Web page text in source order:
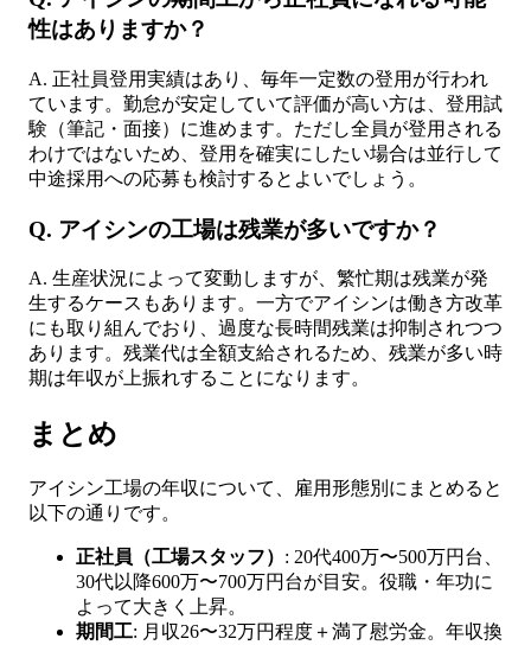
性はありますか？
A. 正社員登用実績はあり、毎年一定数の登用が行われ
ています。勤怠が安定していて評価が高い方は、登用試
験（筆記・面接）に進めます。ただし全員が登用される
わけではないため、登用を確実にしたい場合は並行して
中途採用への応募も検討するとよいでしょう。
Q. アイシンの工場は残業が多いですか？
A. 生産状況によって変動しますが、繁忙期は残業が発
生するケースもあります。一方でアイシンは働き方改革
にも取り組んでおり、過度な長時間残業は抑制されつつ
あります。残業代は全額支給されるため、残業が多い時
期は年収が上振れすることになります。
まとめ
アイシン工場の年収について、雇用形態別にまとめると
以下の通りです。
正社員（工場スタッフ） : 20代400万〜500万円台、
30代以降600万〜700万円台が目安。役職・年功に
よって大きく上昇。
期間工: 月収26〜32万円程度＋満了慰労金。年収換